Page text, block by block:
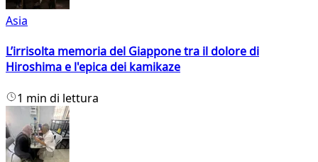
Asia
L’irrisolta memoria del Giappone tra il dolore di
Hiroshima e l'epica dei kamikaze
1 min di lettura